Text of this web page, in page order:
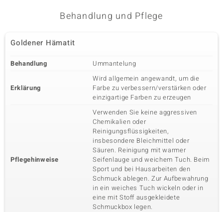
Behandlung und Pflege
Goldener Hämatit
Behandlung Ummantelung
Erklärung
Wird allgemein angewandt, um die
Farbe zu verbessern/verstärken oder
einzigartige Farben zu erzeugen
Pflegehinweise
Verwenden Sie keine aggressiven
Chemikalien oder
Reinigungsflüssigkeiten,
insbesondere Bleichmittel oder
Säuren. Reinigung mit warmer
Seifenlauge und weichem Tuch. Beim
Sport und bei Hausarbeiten den
Schmuck ablegen. Zur Aufbewahrung
in ein weiches Tuch wickeln oder in
eine mit Stoff ausgekleidete
Schmuckbox legen.